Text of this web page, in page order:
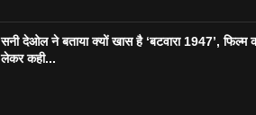
सनी देओल ने बताया क्यों खास है ‘बटवारा 1947’, फिल्म
लेकर कही...